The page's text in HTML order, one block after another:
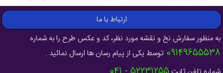
ارتباط با ما
به منظور سفارش نخ و نقشه مورد نظر، کد و عکس طرح را به شماره
09149655538 توسط یکی از پیام رسان ها ارسال نمائید .